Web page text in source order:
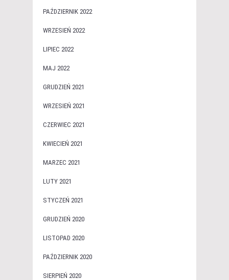
PAŹDZIERNIK 2022
WRZESIEŃ 2022
LIPIEC 2022
MAJ 2022
GRUDZIEŃ 2021
WRZESIEŃ 2021
CZERWIEC 2021
KWIECIEŃ 2021
MARZEC 2021
LUTY 2021
STYCZEŃ 2021
GRUDZIEŃ 2020
LISTOPAD 2020
PAŹDZIERNIK 2020
SIERPIEŃ 2020